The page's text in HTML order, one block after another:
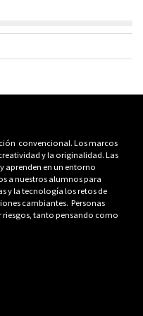
convencional. Los marcos
y la originalidad. Las
aprenden en un entorno
a nuestros alumnos para
y la tecnología los retos de
cambiantes. Personas
riesgos, tanto pensando como